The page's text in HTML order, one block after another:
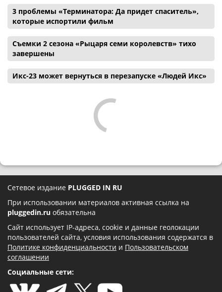
3 проблемы «Терминатора: Да придет спаситель»,
которые испортили фильм
Съемки 2 сезона «Рыцаря семи королевств» тихо
завершены
Икс-23 может вернуться в перезапуске «Людей Икс»
Сетевое издание PLUGGED IN RU
При использовании материалов активная ссылка на
pluggedin.ru обязательна
Сайт использует IP-адреса, cookie и данные геолокации
пользователей сайта, условия использования содержатся в
Политике конфиденциальности и Пользовательском
соглашении
Социальные сети: